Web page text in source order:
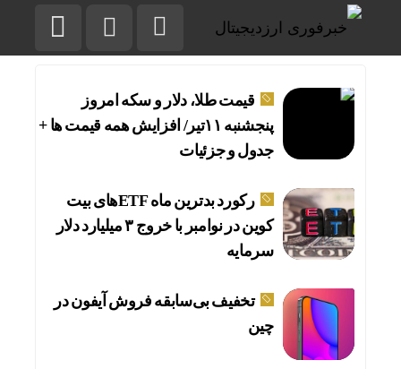
قیمت طلا، دلار و سکه امروز
پنجشنبه ۱۱تیر/ افزایش همه قیمت ها +
جدول و جزئیات
رکورد بدترین ماه ETFهای بیت‌
کوین در نوامبر با خروج ۳ میلیارد دلار
سرمایه
تخفیف بی‌سابقه فروش آیفون در
چین